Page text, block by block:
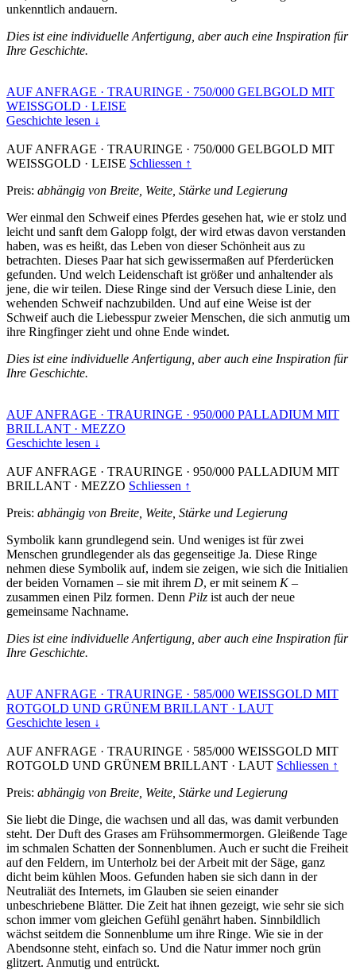
unkenntlich andauern.
Dies ist eine individuelle Anfertigung, aber auch eine Inspiration für
Ihre Geschichte.
AUF ANFRAGE · TRAURINGE · 750/000 GELBGOLD MIT
WEISSGOLD · LEISE
Geschichte lesen ↓
AUF ANFRAGE · TRAURINGE · 750/000 GELBGOLD MIT
WEISSGOLD · LEISE Schliessen ↑
Preis: abhängig von Breite, Weite, Stärke und Legierung
Wer einmal den Schweif eines Pferdes gesehen hat, wie er stolz und
leicht und sanft dem Galopp folgt, der wird etwas davon verstanden
haben, was es heißt, das Leben von dieser Schönheit aus zu
betrachten. Dieses Paar hat sich gewissermaßen auf Pferderücken
gefunden. Und welch Leidenschaft ist größer und anhaltender als
jene, die wir teilen. Diese Ringe sind der Versuch diese Linie, den
wehenden Schweif nachzubilden. Und auf eine Weise ist der
Schweif auch die Liebesspur zweier Menschen, die sich anmutig um
ihre Ringfinger zieht und ohne Ende windet.
Dies ist eine individuelle Anfertigung, aber auch eine Inspiration für
Ihre Geschichte.
AUF ANFRAGE · TRAURINGE · 950/000 PALLADIUM MIT
BRILLANT · MEZZO
Geschichte lesen ↓
AUF ANFRAGE · TRAURINGE · 950/000 PALLADIUM MIT
BRILLANT · MEZZO Schliessen ↑
Preis: abhängig von Breite, Weite, Stärke und Legierung
Symbolik kann grundlegend sein. Und weniges ist für zwei
Menschen grundlegender als das gegenseitige Ja. Diese Ringe
nehmen diese Symbolik auf, indem sie zeigen, wie sich die Initialien
der beiden Vornamen – sie mit ihrem D, er mit seinem K–
zusammen einen Pilz formen. Denn Pilz ist auch der neue
gemeinsame Nachname.
Dies ist eine individuelle Anfertigung, aber auch eine Inspiration für
Ihre Geschichte.
AUF ANFRAGE · TRAURINGE · 585/000 WEISSGOLD MIT
ROTGOLD UND GRÜNEM BRILLANT · LAUT
Geschichte lesen ↓
AUF ANFRAGE · TRAURINGE · 585/000 WEISSGOLD MIT
ROTGOLD UND GRÜNEM BRILLANT · LAUT Schliessen ↑
Preis: abhängig von Breite, Weite, Stärke und Legierung
Sie liebt die Dinge, die wachsen und all das, was damit verbunden
steht. Der Duft des Grases am Frühsommermorgen. Gleißende Tage
im schmalen Schatten der Sonnenblumen. Auch er sucht die Freiheit
auf den Feldern, im Unterholz bei der Arbeit mit der Säge, ganz
dicht beim kühlen Moos. Gefunden haben sie sich dann in der
Neutraliät des Internets, im Glauben sie seien einander
unbeschriebene Blätter. Die Zeit hat ihnen gezeigt, wie sehr sie sich
schon immer vom gleichen Gefühl genährt haben. Sinnbildlich
wächst seitdem die Sonnenblume um ihre Ringe. Wie sie in der
Abendsonne steht, einfach so. Und die Natur immer noch grün
glitzert. Anmutig und entrückt.